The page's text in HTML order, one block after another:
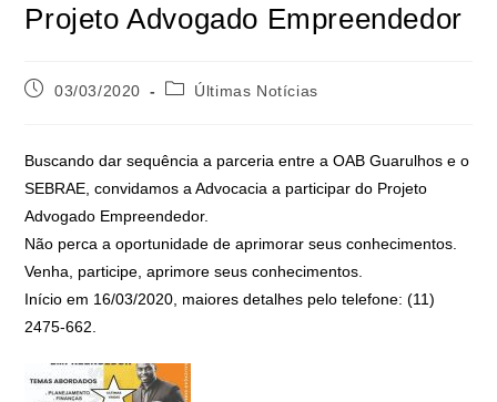
Projeto Advogado Empreendedor
03/03/2020 Últimas Notícias
Buscando dar sequência a parceria entre a OAB Guarulhos e o
SEBRAE, convidamos a Advocacia a participar do Projeto
Advogado Empreendedor.
Não perca a oportunidade de aprimorar seus conhecimentos.
Venha, participe, aprimore seus conhecimentos.
Início em 16/03/2020, maiores detalhes pelo telefone: (11)
2475-662.